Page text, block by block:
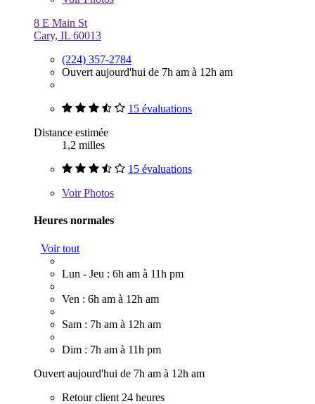
8 E Main St
Cary, IL 60013
(224) 357-2784
Ouvert aujourd'hui de 7h am à 12h am
15 évaluations
Distance estimée
1,2 milles
15 évaluations
VoirPhotos
Heures normales
Voir tout
Lun - Jeu : 6h am à 11h pm
Ven : 6h am à 12h am
Sam : 7h am à 12h am
Dim : 7h am à 11h pm
Ouvert aujourd'hui de 7h am à 12h am
Retour client 24 heures